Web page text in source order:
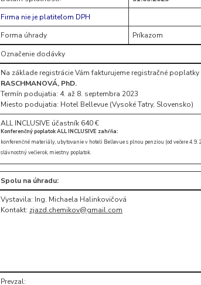
Firma nie je platiteľom DPH
Forma úhrady
Príkazom
Označenie dodávky
Na základe registrácie Vám fakturujeme registračné poplatky
RASCHMANOVÁ, PhD.
Termín podujatia: 4. až 8. septembra 2023
Miesto podujatia: Hotel Bellevue (Vysoké Tatry, Slovensko)
ALL INCLUSIVE účastník 640 €
Konferenčný poplatok ALL INCLUSIVE zahŕňa:
konferenčné materiály, ubytovanie v hoteli Bellevue s plnou penziou (od večere 4. 9.
slávnostný večierok, miestny poplatok.
Spolu na úhradu:
Vystavila: Ing. Michaela Halinkovičová
Kontakt: zjazd.chemikov@gmail.com
Prevzal: